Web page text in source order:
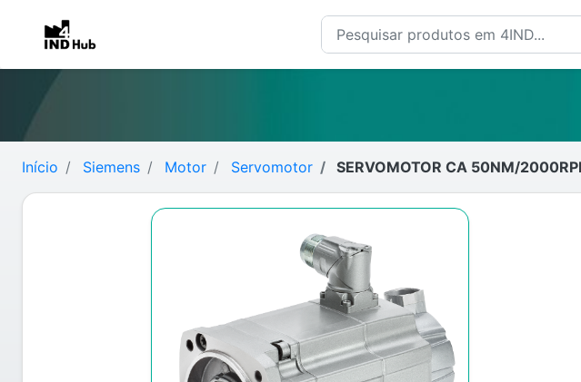
Início Siemens Motor Servomotor SERVOMOTOR CA 50NM/